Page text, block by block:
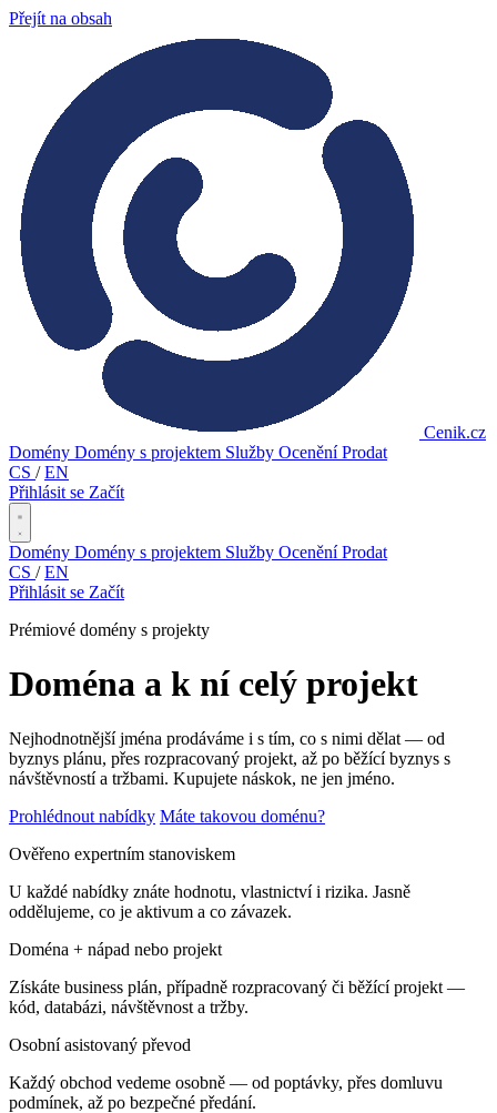
Přejít na obsah
Cenik.cz
Domény Domény s projektem Služby OceněníProdat
CS / EN
Přihlásit se Začít
Domény Domény s projektem Služby OceněníProdat
CS / EN
Přihlásit se Začít
Prémiové domény s projekty
Doména a k ní celý projekt
Nejhodnotnější jména prodáváme i s tím, co s nimi dělat — od
byznys plánu, přes rozpracovaný projekt, až po běžící byznys s
návštěvností a tržbami. Kupujete náskok, ne jen jméno.
Prohlédnout nabídky Máte takovou doménu?
Ověřeno expertním stanoviskem
U každé nabídky znáte hodnotu, vlastnictví i rizika. Jasně
oddělujeme, co je aktivum a co závazek.
Doména + nápad nebo projekt
Získáte business plán, případně rozpracovaný či běžící projekt —
kód, databázi, návštěvnost a tržby.
Osobní asistovaný převod
Každý obchod vedeme osobně — od poptávky, přes domluvu
podmínek, až po bezpečné předání.